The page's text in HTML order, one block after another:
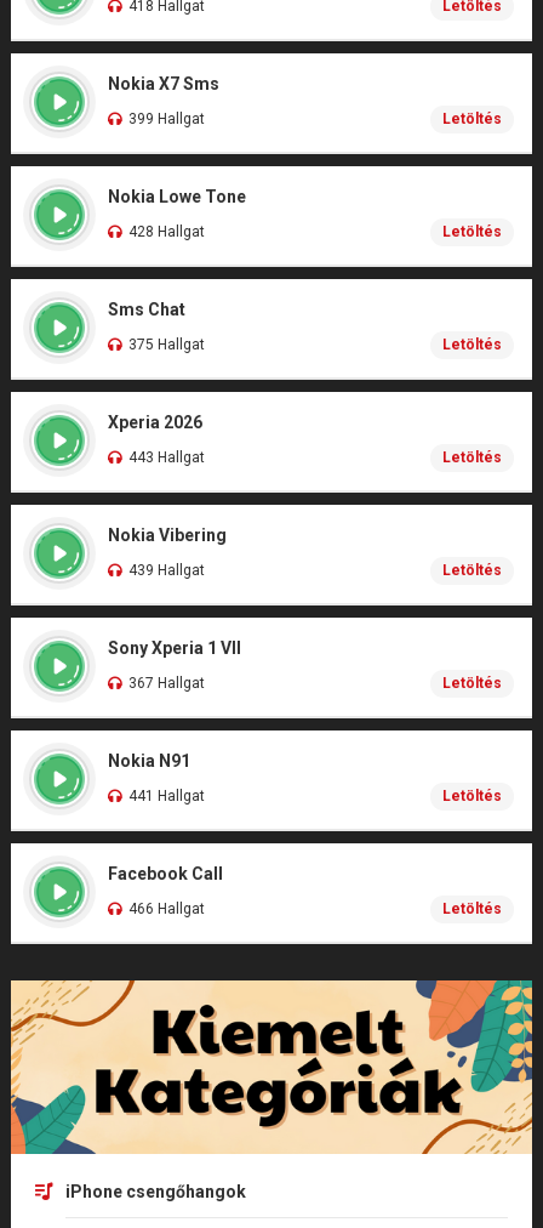
418 Hallgat Letöltés
Nokia X7 Sms
399 Hallgat Letöltés
Nokia Lowe Tone
428 Hallgat Letöltés
Sms Chat
375 Hallgat Letöltés
Xperia 2026
443 Hallgat Letöltés
Nokia Vibering
439 Hallgat Letöltés
Sony Xperia 1 VII
367 Hallgat Letöltés
Nokia N91
441 Hallgat Letöltés
Facebook Call
466 Hallgat Letöltés
iPhone csengőhangok